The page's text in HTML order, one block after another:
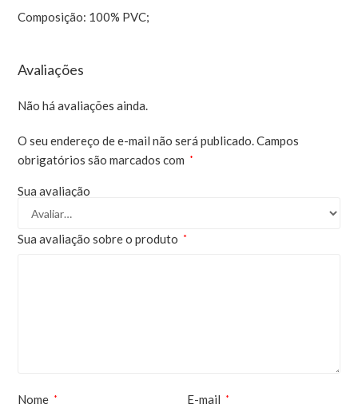
Composição: 100% PVC;
Avaliações
Não há avaliações ainda.
O seu endereço de e-mail não será publicado.Campos
obrigatórios são marcados com
*
Sua avaliação
Sua avaliação sobre o produto *
Nome * E-mail *